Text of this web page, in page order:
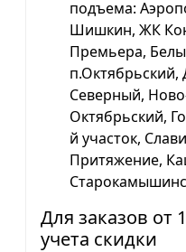
подъема:
Шишкин, ЖК
Премьера,
п.Октябрьский,
Северный,
Октябрьский,
й участок,
Притяжение,
Для заказов от
учета скидки